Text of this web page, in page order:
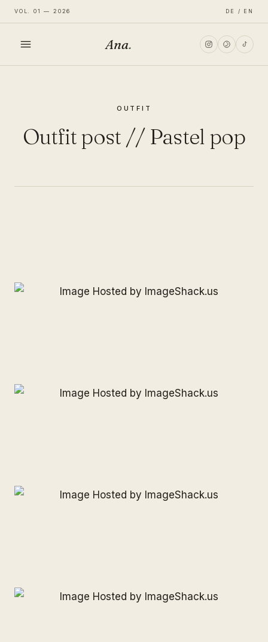
VOL. 01 — 2026 DE / EN
Ana.
OUTFIT
Outfit post // Pastel pop